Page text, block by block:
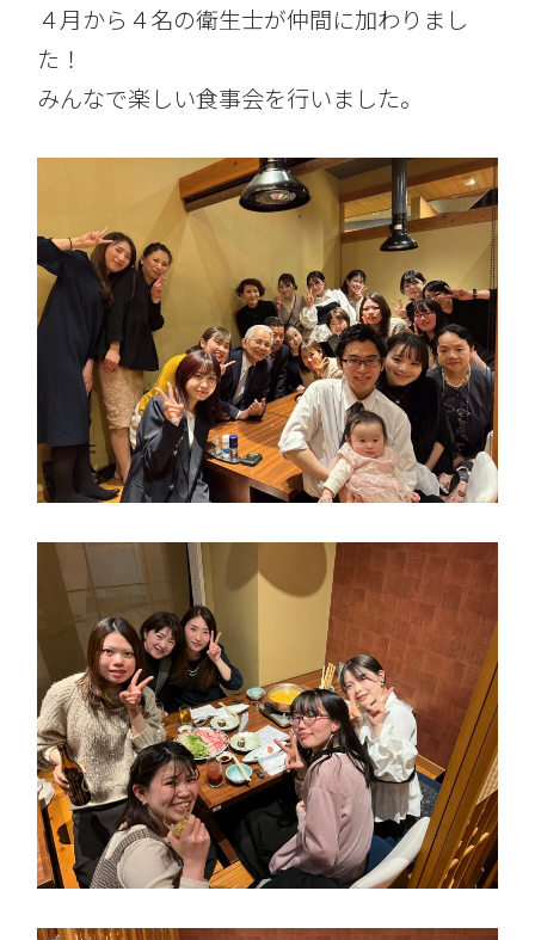
４月から４名の衛生士が仲間に加わりまし
た！
みんなで楽しい食事会を行いました。